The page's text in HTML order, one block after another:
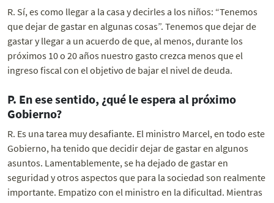
R. Sí, es como llegar a la casa y decirles a los niños: “Tenemos
que dejar de gastar en algunas cosas”. Tenemos que dejar de
gastar y llegar a un acuerdo de que, al menos, durante los
próximos 10 o 20 años nuestro gasto crezca menos que el
ingreso fiscal con el objetivo de bajar el nivel de deuda.
P. En ese sentido, ¿qué le espera al próximo
Gobierno?
R. Es una tarea muy desafiante. El ministro Marcel, en todo este
Gobierno, ha tenido que decidir dejar de gastar en algunos
asuntos. Lamentablemente, se ha dejado de gastar en
seguridad y otros aspectos que para la sociedad son realmente
importante. Empatizo con el ministro en la dificultad. Mientras